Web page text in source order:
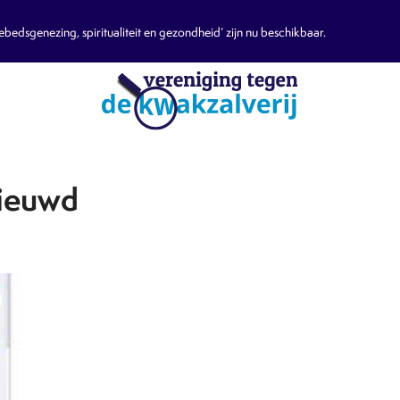
spiritualiteit en gezondheid’ zijn nu beschikbaar.